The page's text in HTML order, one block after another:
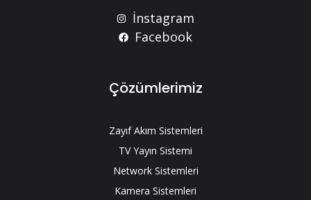
İnstagram
Facebook
Çözümlerimiz
Zayıf Akım Sistemleri
TV Yayın Sistemi
Network Sistemleri
Kamera Sistemleri